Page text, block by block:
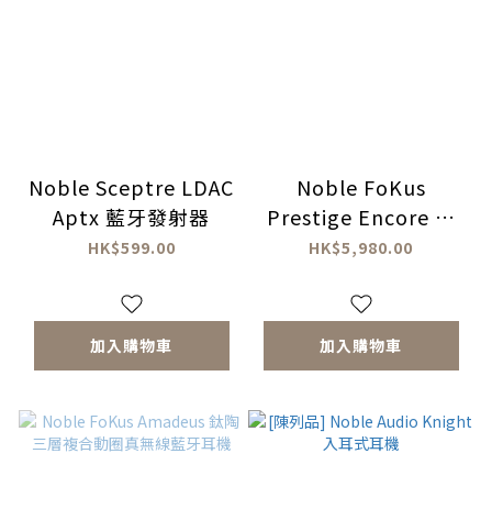
Noble Sceptre LDAC
Aptx 藍牙發射器
HK$599.00
加入購物車
Noble FoKus
Prestige Encore 真
無線耳機
HK$5,980.00
加入購物車